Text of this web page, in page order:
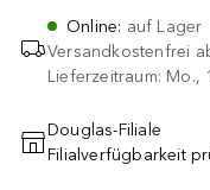
Online: auf Lager
Versandkostenfrei
Lieferzeitraum: Mo.,
IN
Douglas-Filiale
Filialverfügbarkeit